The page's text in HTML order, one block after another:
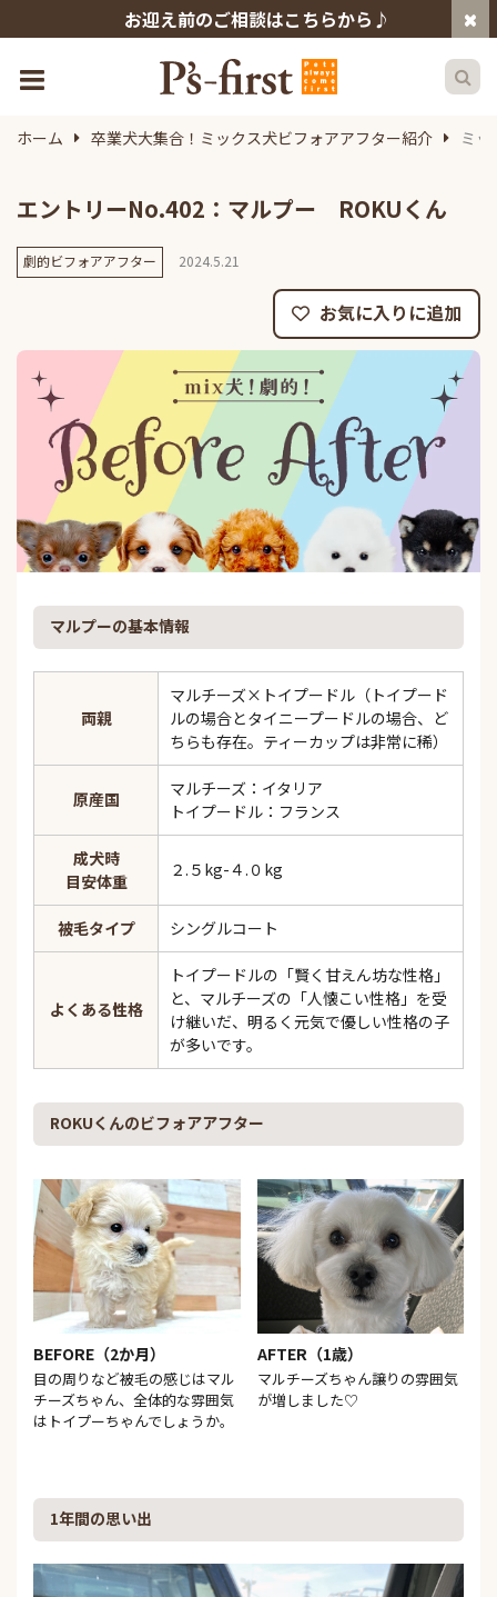
お迎え前のご相談はこちらから♪
ホーム 卒業犬大集合！ミックス犬ビフォアアフター紹介 ミ
エントリーNo.402：マルプー ROKUくん
劇的ビフォアアフター 2024.5.21
お気に入りに追加
マルプーの基本情報
両親
マルチーズ×トイプードル（トイプード
ルの場合とタイニープードルの場合、ど
ちらも存在。ティーカップは非常に稀）
原産国
マルチーズ：イタリア
トイプードル：フランス
成犬時
目安体重
２.５kg-４.０kg
被毛タイプ シングルコート
よくある性格
トイプードルの「賢く甘えん坊な性格」
と、マルチーズの「人懐こい性格」を受
け継いだ、明るく元気で優しい性格の子
が多いです。
ROKUくんのビフォアアフター
BEFORE（2か月）
目の周りなど被毛の感じはマル
チーズちゃん、全体的な雰囲気
はトイプーちゃんでしょうか。
AFTER（1歳）
マルチーズちゃん譲りの雰囲気
が増しました♡
1年間の思い出